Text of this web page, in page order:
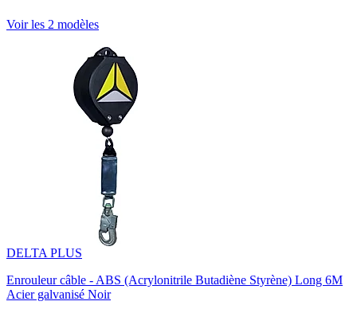
Voir les 2 modèles
DELTA PLUS
Enrouleur câble - ABS (Acrylonitrile Butadiène Styrène) Long 6M
Acier galvanisé Noir